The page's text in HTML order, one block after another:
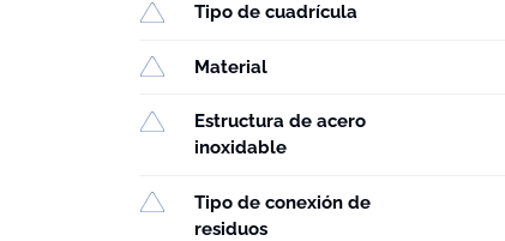
Tipo de cuadrícula
Material
Estructura de acero
inoxidable
Tipo de conexión de
residuos